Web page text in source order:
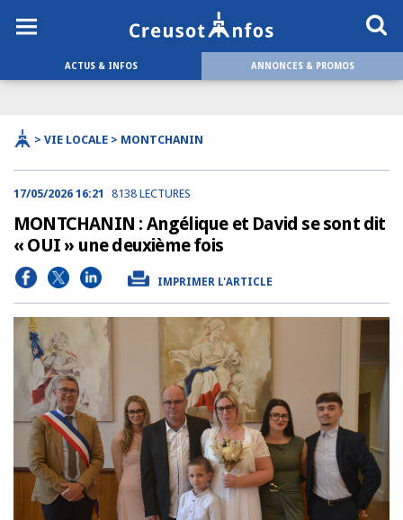
ACTUS & INFOS ANNONCES & PROMOS
> VIE LOCALE > MONTCHANIN
17/05/2026 16:21 8138 LECTURES
MONTCHANIN : Angélique et David se sont dit
« OUI » une deuxième fois
IMPRIMER L'ARTICLE